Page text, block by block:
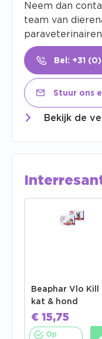
Neem dan
team van
Bel: +31
Stuur ons
Bekijk de
Beaphar Vlo Kill
kat & hond
€ 15,75
Op